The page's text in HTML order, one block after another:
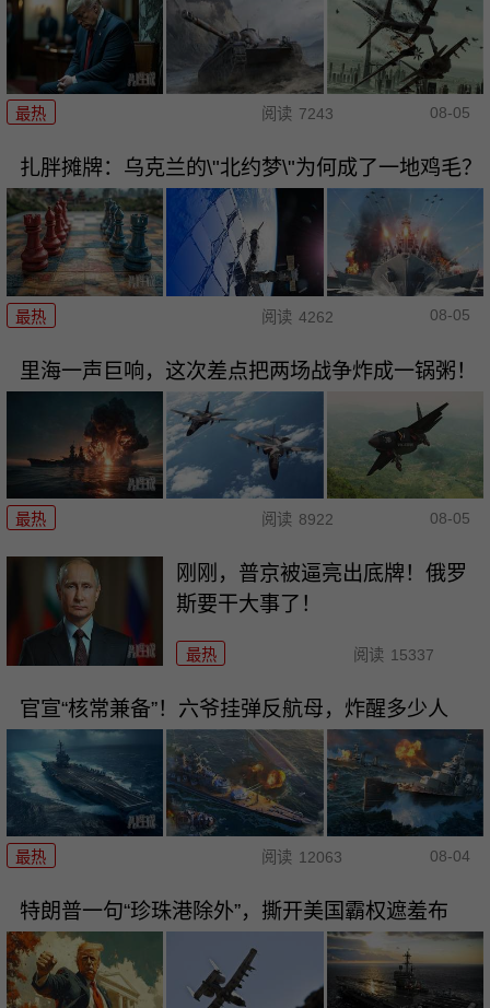
最热 阅读 7243 08-05
扎胖摊牌：乌克兰的\"北约梦\"为何成了一地鸡毛？
最热 阅读 4262 08-05
里海一声巨响，这次差点把两场战争炸成一锅粥！
最热 阅读 8922 08-05
刚刚，普京被逼亮出底牌！俄罗
斯要干大事了！
最热 阅读 15337
官宣“核常兼备”！六爷挂弹反航母，炸醒多少人
最热 阅读 12063 08-04
特朗普一句“珍珠港除外”，撕开美国霸权遮羞布